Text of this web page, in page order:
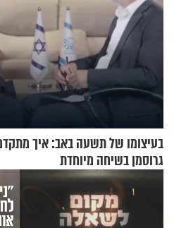
בעיצומו של תשעה באב: איך
גרוסמן בשיחה מיוחדת